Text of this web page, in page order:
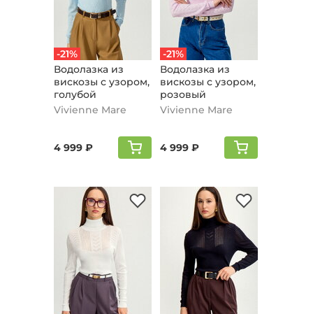
-21%
Водолазка из
вискозы с узором,
голубой
Vivienne Mare
4 999 ₽
-21%
Водолазка из
вискозы с узором,
розовый
Vivienne Mare
4 999 ₽